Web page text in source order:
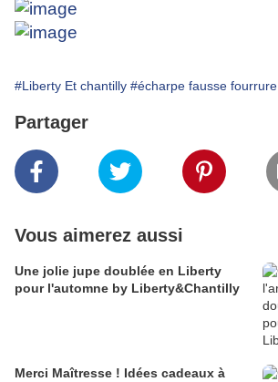
#Liberty Et chantilly #écharpe fausse fourrure
Partager
Vous aimerez aussi
Une jolie jupe doublée en Liberty
pour l'automne by Liberty&Chantilly
Merci Maîtresse ! Idées cadeaux à